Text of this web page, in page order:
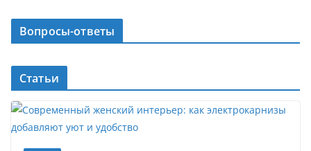
Вопросы-ответы
Статьи